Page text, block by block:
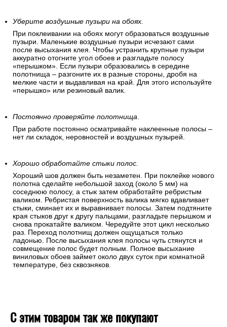
Уберите воздушные пузыри на обоях.
При поклеивании на обоях могут образоваться воздушные
пузыри. Маленькие воздушные пузыри исчезают сами
после высыхания клея. Чтобы устранить крупные пузыри
аккуратно отогните угол обоев и разгладьте полосу
«перышком». Если пузыри образовались в середине
полотнища – разгоните их в разные стороны, дробя на
мелкие части и выдавливая на край. Для этого используйте
«перышко» или резиновый валик.
Постоянно проверяйте полотнища.
При работе постоянно осматривайте наклеенные полосы –
нет ли складок, неровностей и воздушных пузырей.
Хорошо обработайте стыки полос.
Хороший шов должен быть незаметен. При поклейке нового
полотна сделайте небольшой заход (около 5 мм) на
соседнюю полосу, а стык затем обработайте ребристым
валиком. Ребристая поверхность валика мягко вдавливает
стыки, сминает их и выравнивает полосы. Затем подтяните
края стыков друг к другу пальцами, разгладьте перышком и
снова прокатайте валиком. Чередуйте этот цикл несколько
раз. Переход полотнищ должен ощущаться только
ладонью. После высыхания клея полосы чуть стянутся и
совмещение полос будет полным. Полное высыхание
виниловых обоев займет около двух суток при комнатной
температуре, без сквозняков.
С этим товаром так же покупают